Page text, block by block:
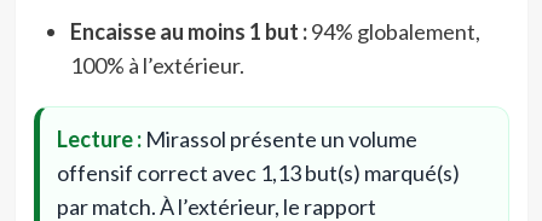
Encaisse au moins 1 but :94% globalement,
100% à l’extérieur.
Lecture :Mirassol présente un volume
offensif correct avec 1,13 but(s) marqué(s)
par match. À l’extérieur, le rapport